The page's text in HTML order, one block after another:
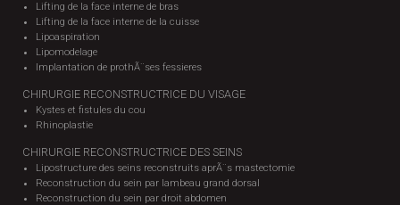
Lifting de la face interne de bras
Lifting de la face interne de la cuisse
Lipoaspiration
Lipomodelage
Implantation de prothÃ¨ses fessieres
CHIRURGIE RECONSTRUCTRICE DU VISAGE
Kystes et fistules du cou
Rhinoplastie
CHIRURGIE RECONSTRUCTRICE DES SEINS
Lipostructure des seins reconstruits aprÃ¨s mastectomie
Reconstruction du sein par lambeau grand dorsal
Reconstruction du sein par droit abdomen